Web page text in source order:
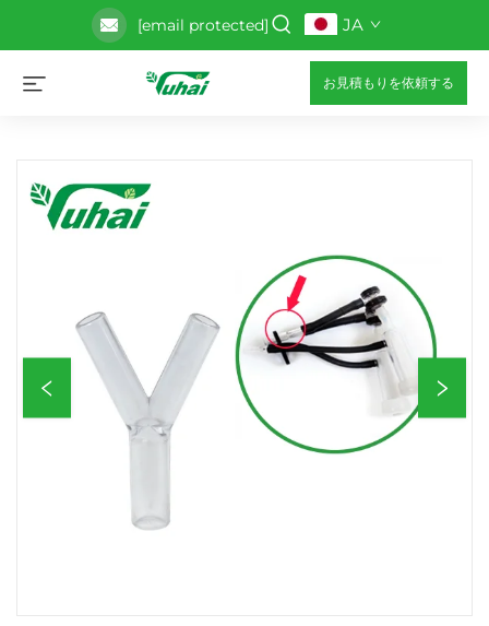
[email protected] JA
お見積もりを依頼する